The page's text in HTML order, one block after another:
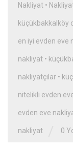
Nakliyat •
küçükbakkalköy
en iyi evden eve
nakliyat •
nakliyatçılar •
nitelikli evden
evden eve
nakliyat 0